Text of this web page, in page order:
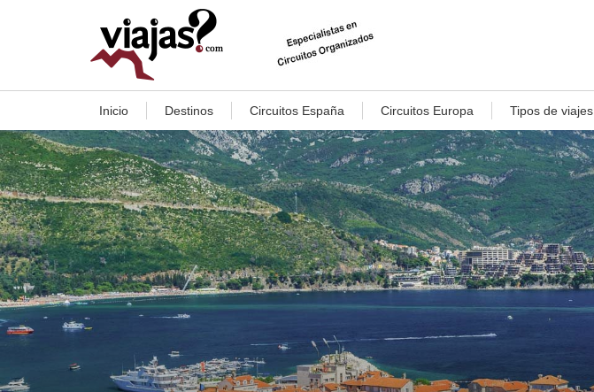
Inicio Destinos Circuitos España Circuitos Europa Tipos de viajes